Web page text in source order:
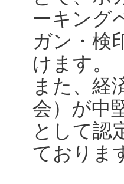
ーキング
ガン・検
けます。
また、経
会）が中
として認
ておりま